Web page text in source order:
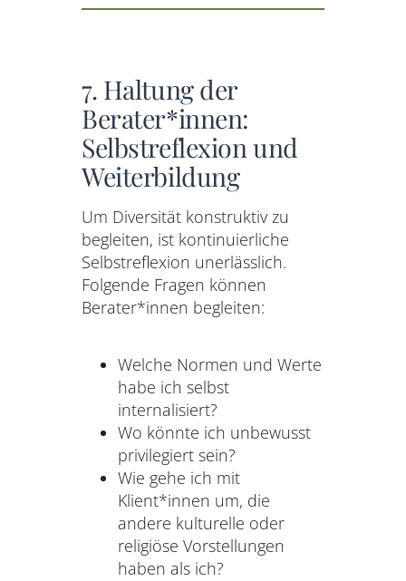
7. Haltung der
Berater*innen:
Selbstreflexion und
Weiterbildung
Um Diversität konstruktiv zu
begleiten, ist kontinuierliche
Selbstreflexion unerlässlich.
Folgende Fragen können
Berater*innen begleiten:
Welche Normen und Werte
habe ich selbst
internalisiert?
Wo könnte ich unbewusst
privilegiert sein?
Wie gehe ich mit
Klient*innen um, die
andere kulturelle oder
religiöse Vorstellungen
haben als ich?